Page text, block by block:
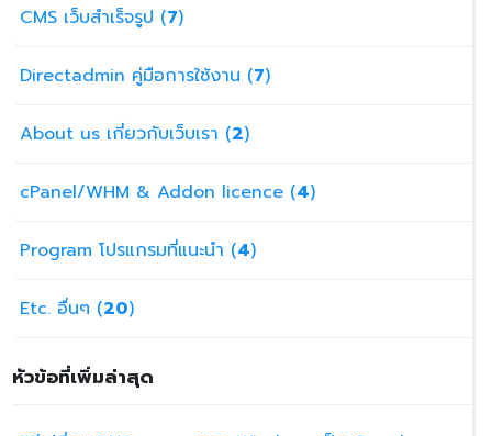
CMS เว็บสำเร็จรูป (7)
Directadmin คู่มือการใช้งาน (7)
About us เกี่ยวกับเว็บเรา (2)
cPanel/WHM & Addon licence (4)
Program โปรแกรมที่แนะนำ (4)
Etc. อื่นๆ (20)
หัวข้อที่เพิ่มล่าสุด